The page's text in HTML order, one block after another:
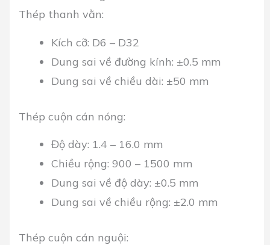
Thép thanh vằn:
Kích cỡ: D6 – D32
Dung sai về đường kính: ±0.5 mm
Dung sai về chiều dài: ±50 mm
Thép cuộn cán nóng:
Độ dày: 1.4 – 16.0 mm
Chiều rộng: 900 – 1500 mm
Dung sai về độ dày: ±0.5 mm
Dung sai về chiều rộng: ±2.0 mm
Thép cuộn cán nguội: